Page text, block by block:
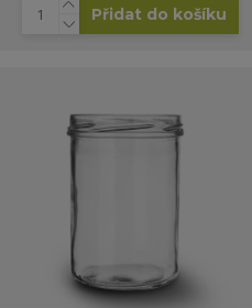
Přidat do košíku